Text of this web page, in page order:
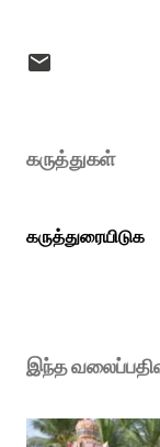
கருத்துகள்
கருத்துரையிடுக
இந்த